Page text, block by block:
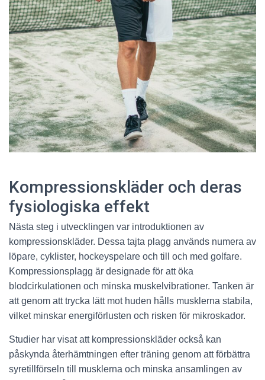
Kompressionskläder och deras
fysiologiska effekt
Nästa steg i utvecklingen var introduktionen av
kompressionskläder. Dessa tajta plagg används numera av
löpare, cyklister, hockeyspelare och till och med golfare.
Kompressionsplagg är designade för att öka
blodcirkulationen och minska muskelvibrationer. Tanken är
att genom att trycka lätt mot huden hålls musklerna stabila,
vilket minskar energiförlusten och risken för mikroskador.
Studier har visat att kompressionskläder också kan
påskynda återhämtningen efter träning genom att förbättra
syretillförseln till musklerna och minska ansamlingen av